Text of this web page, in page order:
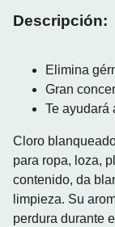
Descripción:
Elimina
Gran
Te ayudará
Cloro
para ropa, loza,
contenido, da
limpieza. Su
perdura durante